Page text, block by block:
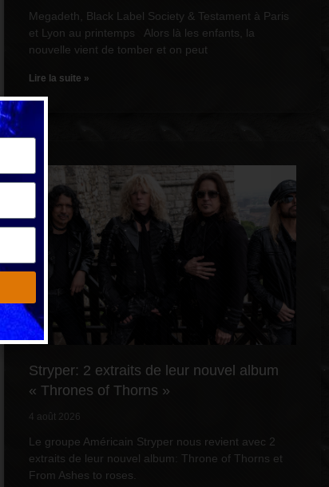
Megadeth, Black Label Society & Testament à Paris
et Lyon au printemps Alors là les enfants, la
nouvelle vient de tomber et on peut
Lire la suite »
Stryper: 2 extraits de leur nouvel album
« Thrones of Thorns »
4 août 2026
Le groupe Américain Stryper nous revient avec 2
extraits de leur nouvel album: Throne of Thorns et
From Ashes to roses.